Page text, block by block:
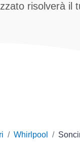
risolverà il
Whirlpool